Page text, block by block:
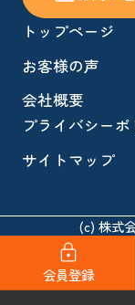
トップページ
お客様の声
会社概要
プライバシーポ
サイトマップ
(c) 株式
会員登録